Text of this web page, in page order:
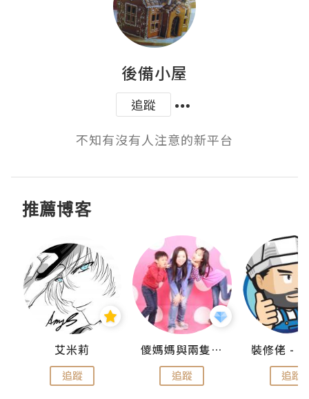
後備小屋
追蹤
不知有沒有人注意的新平台
推薦博客
艾米莉
追蹤
儍媽媽與兩隻小魔怪之家
追蹤 追蹤